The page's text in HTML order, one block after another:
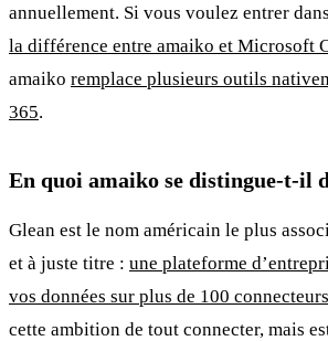
annuellement. Si vous voulez entrer
la différence entre amaiko et Microsoft
amaiko remplace plusieurs outils
365.
En quoi amaiko se distingue-t-il
Glean est le nom américain le plus
et à juste titre : une plateforme
vos données sur plus de 100 connecteurs
cette ambition de tout connecter, mais